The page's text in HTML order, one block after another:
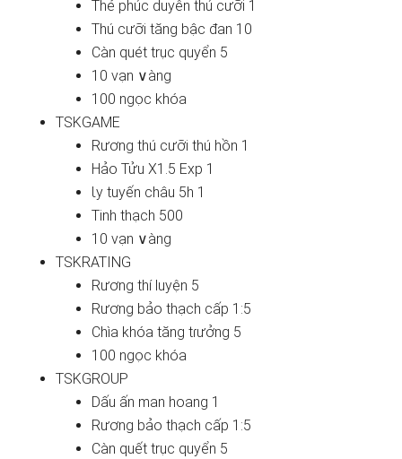
Thẻ phúc duyên thú cưỡi 1
Thú cưỡi tănɡ bậc đan 10
Càn quét trục quyển 5
10 vạn ∨àng
100 ngọc khóa
TSKGAME
Rương thú cưỡi thú hồn 1
Hảo Tửu X1.5 Exp 1
Ɩy tuyến châu 5h 1
Tinh thạch 500
10 vạn ∨àng
TSKRATING
Rương thí luyện 5
Rương bảo thạch cấp 1:5
Chìa khóa tănɡ tɾưởng 5
100 ngọc khóa
TSKGROUP
Dấu ấn man hoang 1
Rương bảo thạch cấp 1:5
Càn quết trục quyển 5